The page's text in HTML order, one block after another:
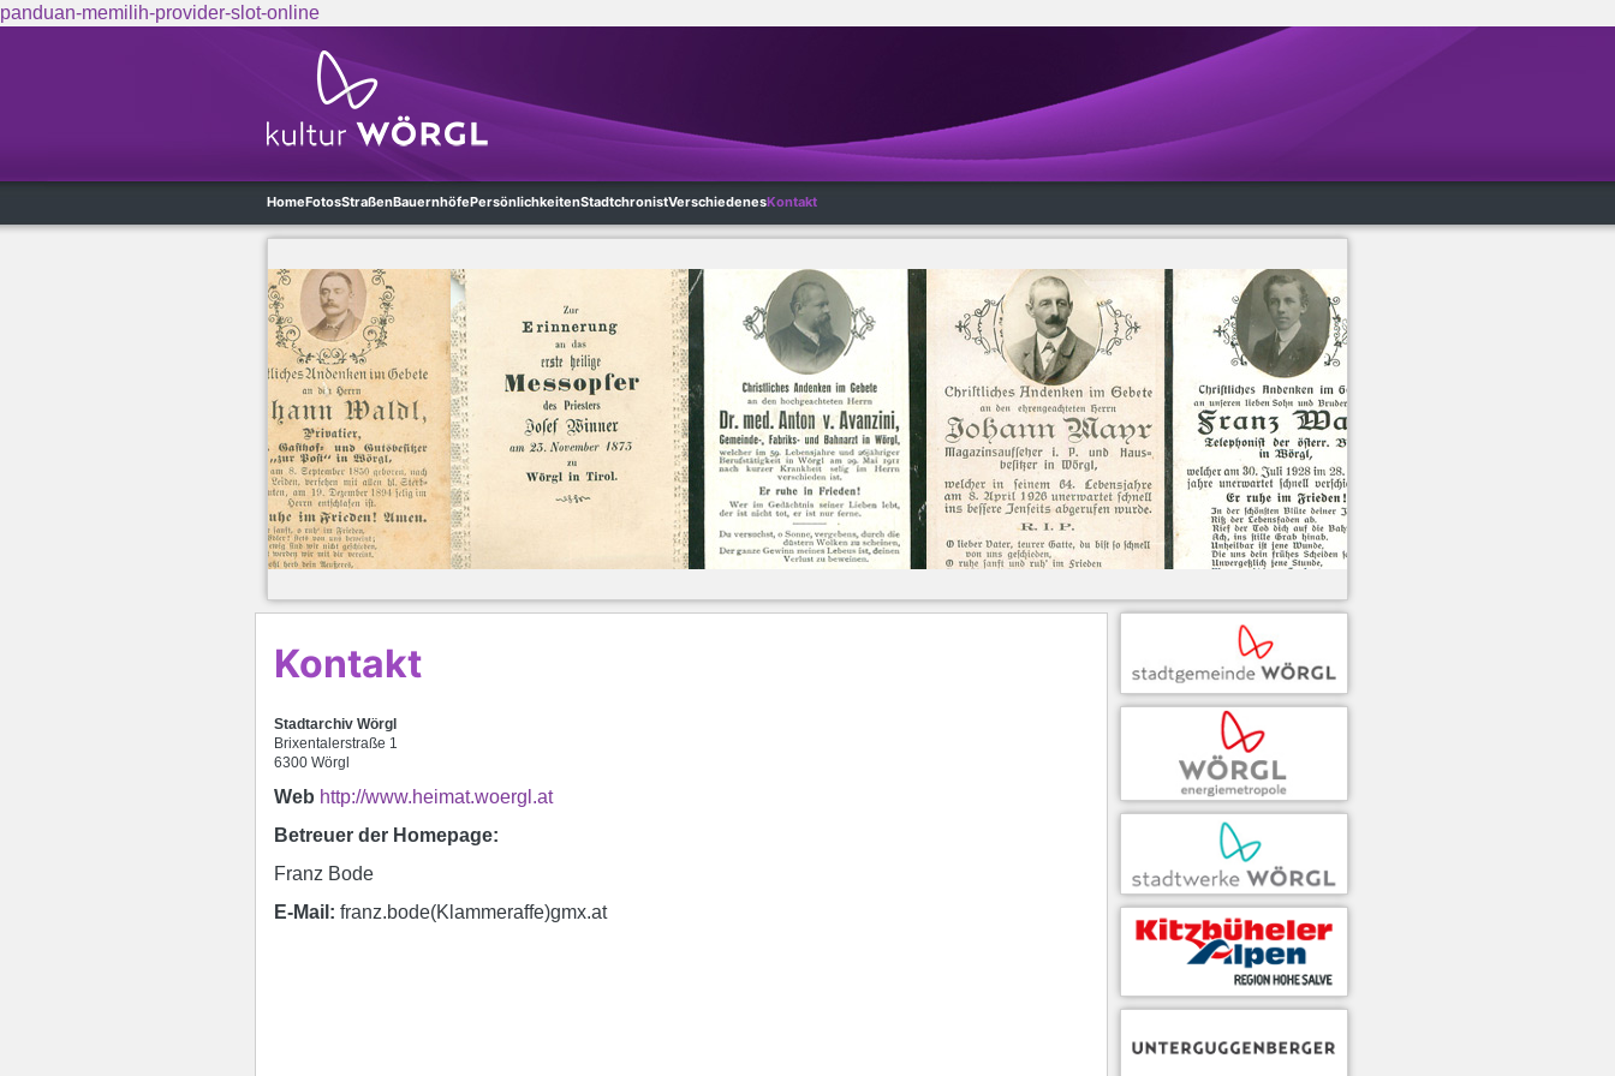
panduan-memilih-provider-slot-online
HomeFotosStraßenBauernhöfePersönlichkeitenStadtchronistVerschiedenesKontakt
Kontakt
Stadtarchiv Wörgl
Brixentalerstraße 1
6300 Wörgl
Web http://www.heimat.woergl.at
Betreuer der Homepage:
Franz Bode
E-Mail: franz.bode(Klammeraffe)gmx.at